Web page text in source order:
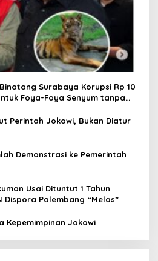
Surabaya Korupsi Rp 10
Foya-Foya Senyum tanpa
Perintah Jokowi, Bukan Diatur
Demonstrasi ke Pemerintah
Usai Dituntut 1 Tahun
Penjara Oknum ASN Dispora Palembang “Melas”
Kepemimpinan Jokowi